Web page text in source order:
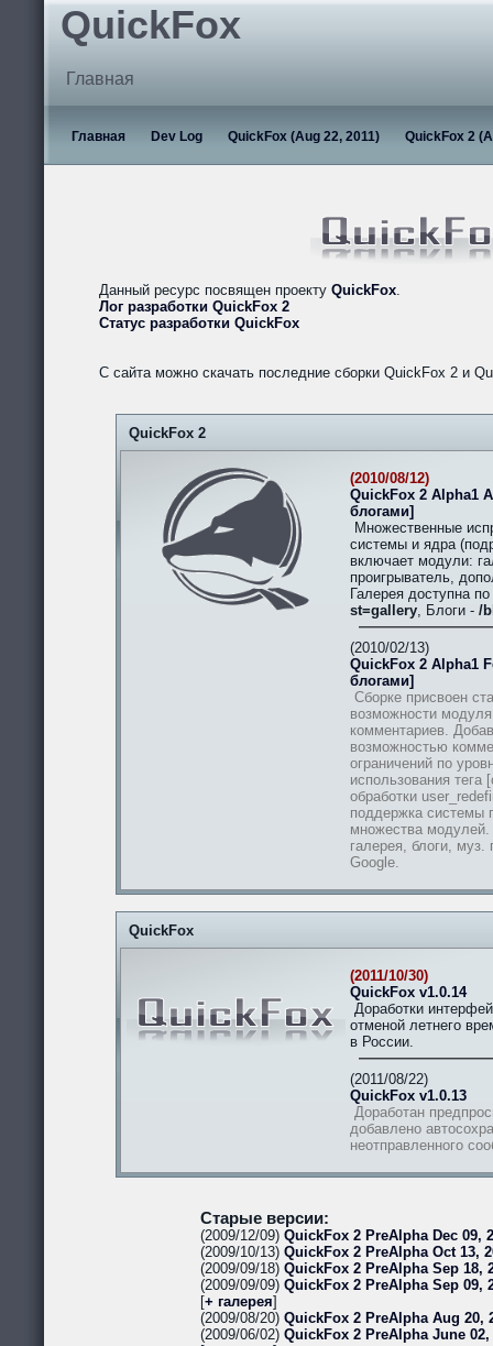
QuickFox
Главная
Главная Dev Log QuickFox (Aug 22, 2011) QuickFox 2
Данный ресурс посвящен проекту QuickFox.
Лог разработки QuickFox 2
Статус разработки QuickFox
С сайта можно скачать последние сборки QuickFox 2 и
QuickFox 2
(2010/08/12)
QuickFox 2 Alpha1
блогами]
Множественные
системы и ядра
включает модули:
проигрыватель,
Галерея доступна
st=gallery, Блоги - /
(2010/02/13)
QuickFox 2 Alpha1
блогами]
Сборке присвоен
возможности
комментариев.
возможностью
ограничений по
использования тега
обработки
поддержка системы
множества
галерея, блоги, муз.
Google.
QuickFox
(2011/10/30)
QuickFox v1.0.14
Доработки
отменой летнего
в России.
(2011/08/22)
QuickFox v1.0.13
Доработан
добавлено
неотправленного
Старые версии:
(2009/12/09) QuickFox 2 PreAlpha Dec 09,
(2009/10/13) QuickFox 2 PreAlpha Oct 13,
(2009/09/18) QuickFox 2 PreAlpha Sep 18,
(2009/09/09) QuickFox 2 PreAlpha Sep 09,
[+ галерея]
(2009/08/20) QuickFox 2 PreAlpha Aug 20,
(2009/06/02) QuickFox 2 PreAlpha June 02,